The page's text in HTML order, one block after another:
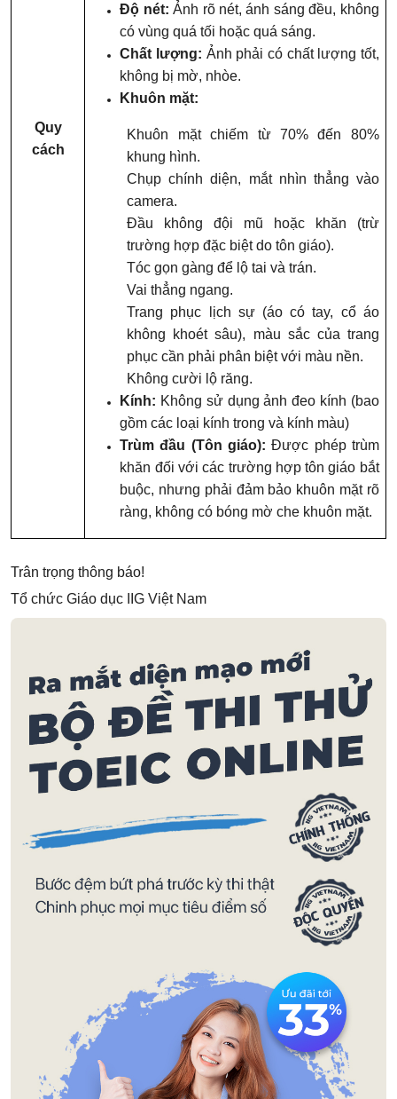
Quy
cách
Độ nét: Ảnh rõ nét, ánh sáng đều, không
có vùng quá tối hoặc quá sáng.
Chất lượng: Ảnh phải có chất lượng tốt,
không bị mờ, nhòe.
Khuôn mặt:
Khuôn mặt chiếm từ 70% đến 80%
khung hình.
Chụp chính diện, mắt nhìn thẳng vào
camera.
Đầu không đội mũ hoặc khăn (trừ
trường hợp đặc biệt do tôn giáo).
Tóc gọn gàng để lộ tai và trán.
Vai thẳng ngang.
Trang phục lịch sự (áo có tay, cổ áo
không khoét sâu), màu sắc của trang
phục cần phải phân biệt với màu nền.
Không cười lộ răng.
Kính: Không sử dụng ảnh đeo kính (bao
gồm các loại kính trong và kính màu)
Trùm đầu (Tôn giáo): Được phép trùm
khăn đối với các trường hợp tôn giáo bắt
buộc, nhưng phải đảm bảo khuôn mặt rõ
ràng, không có bóng mờ che khuôn mặt.
Trân trọng thông báo!
Tổ chức Giáo dục IIG Việt Nam